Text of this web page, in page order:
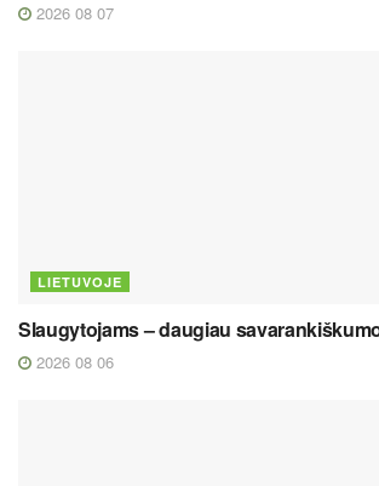
2026 08 07
LIETUVOJE
Slaugytojams – daugiau
2026 08 06